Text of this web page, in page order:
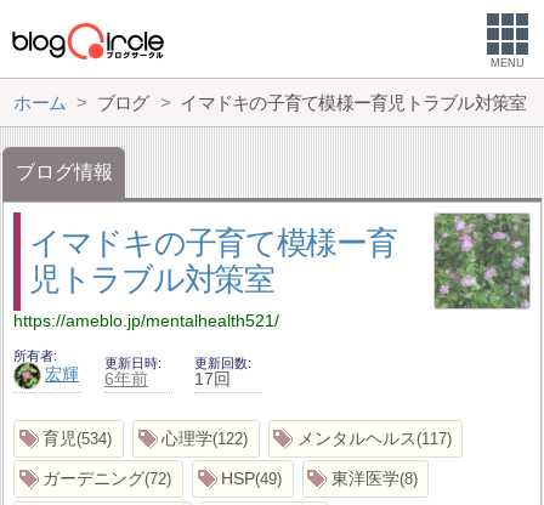
MENU
ホーム ブログ イマドキの子育て模様ー育児トラブル対策室
ブログ情報
イマドキの子育て模様ー育
児トラブル対策室
https://ameblo.jp/mentalhealth521/
所有者
宏輝
更新日時
6年前
更新回数
17回
育児 534 心理学 122 メンタルヘルス 117
ガーデニング 72 HSP 49 東洋医学 8